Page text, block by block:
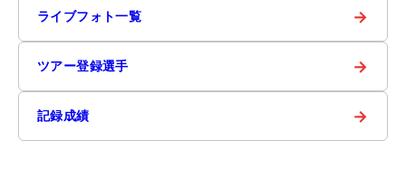
ライブフォト一覧 →
ツアー登録選手 →
記録成績 →